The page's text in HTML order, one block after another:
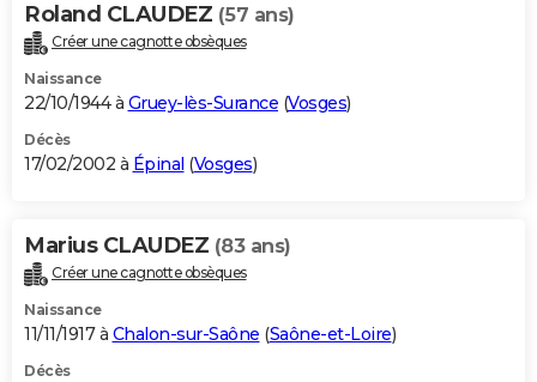
Roland CLAUDEZ (57 ans)
Créer une cagnotte obsèques
Naissance
22/10/1944 à Gruey-lès-Surance (Vosges)
Décès
17/02/2002 à Épinal (Vosges)
Marius CLAUDEZ (83 ans)
Créer une cagnotte obsèques
Naissance
11/11/1917 à Chalon-sur-Saône (Saône-et-Loire)
Décès